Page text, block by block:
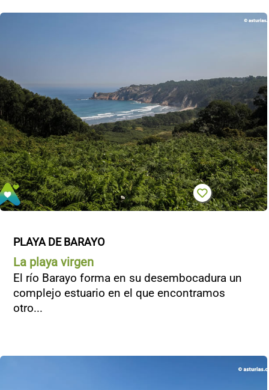
PLAYA DE BARAYO
La playa virgen
El río Barayo forma en su desembocadura un
complejo estuario en el que encontramos
otro...